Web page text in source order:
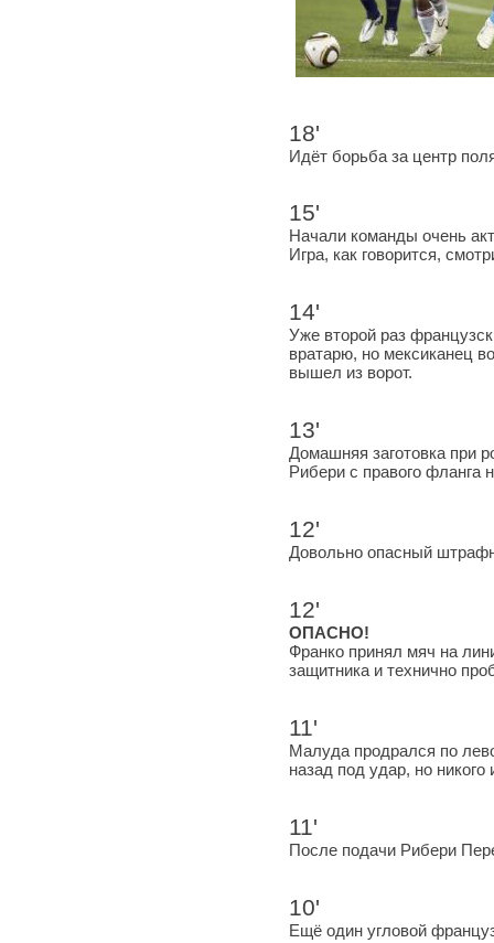
18'
Идёт борьба за центр
15'
Начали команды очень
Игра, как говорится,
14'
Уже второй раз
вратарю, но мексиканец
вышел из ворот.
13'
Домашняя заготовка при
Рибери с правого фланга
12'
Довольно опасный
12'
ОПАСНО!
Франко принял мяч на
защитника и технично
11'
Малуда продрался по
назад под удар, но никого
11'
После подачи Рибери
10'
Ещё один угловой